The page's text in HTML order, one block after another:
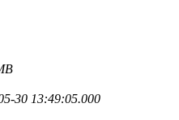
30 13:49:05.000